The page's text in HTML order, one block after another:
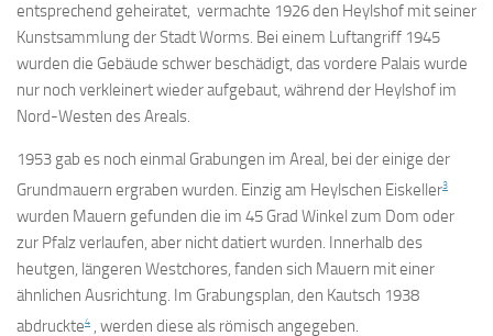
entsprechend geheiratet, vermachte 1926 den Heylshof mit seiner
Kunstsammlung der Stadt Worms. Bei einem Luftangriff 1945
wurden die Gebäude schwer beschädigt, das vordere Palais wurde
nur noch verkleinert wieder aufgebaut, während der Heylshof im
Nord-Westen des Areals.
1953 gab es noch einmal Grabungen im Areal, bei der einige der
Grundmauern ergraben wurden. Einzig am Heylschen Eiskeller3
wurden Mauern gefunden die im 45 Grad Winkel zum Dom oder
zur Pfalz verlaufen, aber nicht datiert wurden. Innerhalb des
heutgen, längeren Westchores, fanden sich Mauern mit einer
ähnlichen Ausrichtung. Im Grabungsplan, den Kautsch 1938
abdruckte4 , werden diese als römisch angegeben.